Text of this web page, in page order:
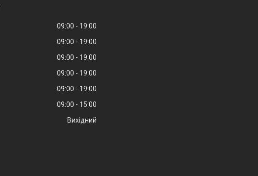
09:00
19:00
09:00
19:00
09:00
19:00
09:00
19:00
09:00
19:00
09:00
15:00
Вихідний